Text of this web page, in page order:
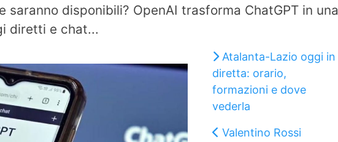
disponibili? OpenAI trasforma ChatGPT in una
diretti e chat...
Atalanta-Lazio oggi in
diretta: orario,
formazioni e dove
vederla
Valentino Rossi